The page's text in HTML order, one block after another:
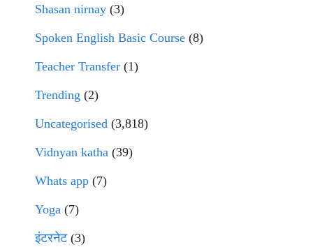
Shasan nirnay (3)
Spoken English Basic Course (8)
Teacher Transfer (1)
Trending (2)
Uncategorised (3,818)
Vidnyan katha (39)
Whats app (7)
Yoga (7)
इंटरनेट(3)